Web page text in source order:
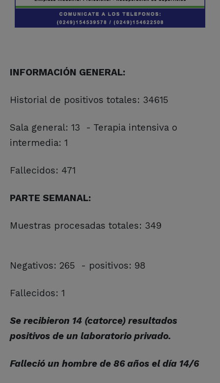
INFORMACIÓN GENERAL:
Historial de positivos totales: 34615
Sala general: 13 - Terapia intensiva o
intermedia: 1
Fallecidos: 471
PARTE SEMANAL:
Muestras procesadas totales: 349
Negativos: 265 - positivos: 98
Fallecidos: 1
Se recibieron 14 (catorce) resultados
positivos de un laboratorio privado.
Falleció un hombre de 86 años el día 14/6